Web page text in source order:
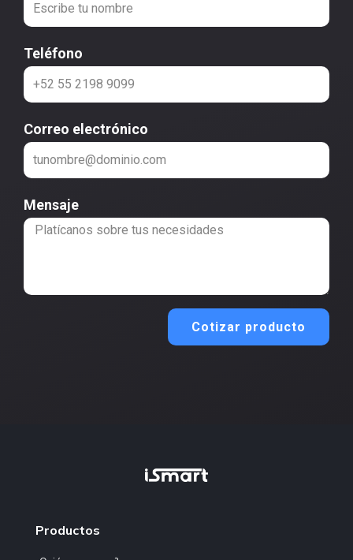
Teléfono
Correo electrónico
Mensaje
Cotizar producto
Productos